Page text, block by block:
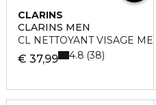
CLARINS
CLARINS MEN
CL NETTOYANT VISAGE MEN
€ 37,99 4.8 38